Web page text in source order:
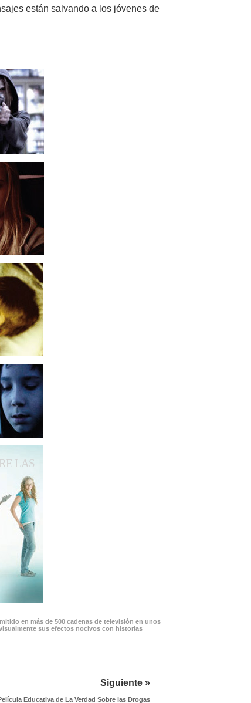
están salvando a los jóvenes de
LAS
en más de 500 cadenas de televisión en unos
sus efectos nocivos con historias
Siguiente »
Educativa de La Verdad Sobre las Drogas